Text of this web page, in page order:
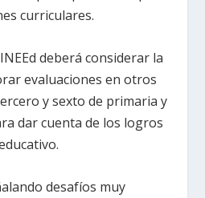
curriculares.
deberá considerar la
evaluaciones en otros
y sexto de primaria y
dar cuenta de los logros
desafíos muy